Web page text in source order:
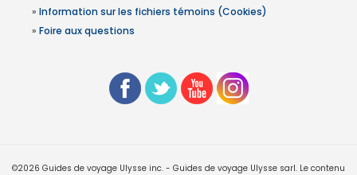
» Information sur les fichiers témoins (Cookies)
» Foire aux questions
©2026 Guides de voyage Ulysse inc. - Guides de voyage Ulysse sarl. Le contenu